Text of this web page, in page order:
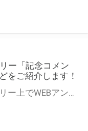
ー「記念コメン
をご紹介します！
とらのあなWEBオンリー上でWEBアンソロジーが作成できる「記念コメント」について、その使い方や作成手順を解説します！ 支援タイプを「サークル参加型」「サークル参加型・マルシェ(イベント会場)機能付き」でお申し込みいただいている主催者様はぜひご活用ください♪ とらのあなWEBオンリーサイトはこちら